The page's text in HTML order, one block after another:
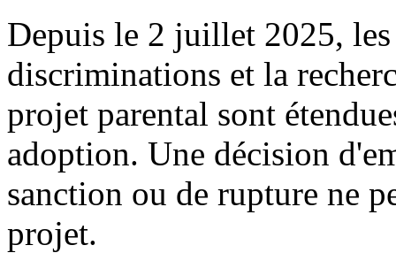
Depuis le 2 juillet 2025,
discriminations et la
projet parental sont
adoption. Une décision
sanction ou de rupture ne
projet.